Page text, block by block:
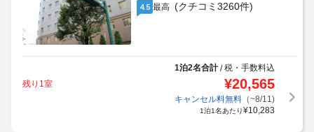
4.5 最高 (クチコミ3260件)
1泊2名合計/税・手数料込
残り1室
¥20,565
キャンセル料無料（~8/11)
1泊1名あたり¥10,283